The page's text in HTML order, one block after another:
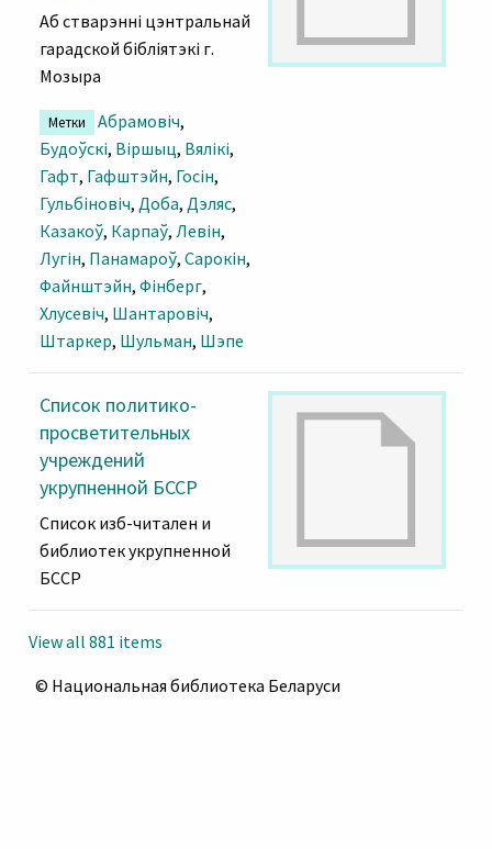
Аб стварэнні цэнтральнай
гарадской бібліятэкі г.
Мозыра
Метки Абрамовіч,
Будоўскі, Віршыц, Вялікі,
Гафт, Гафштэйн, Госін,
Гульбіновіч, Доба, Дэляс,
Казакоў, Карпаў, Левін,
Лугін, Панамароў, Сарокін,
Файнштэйн, Фінберг,
Хлусевіч, Шантаровіч,
Штаркер, Шульман, Шэпе
Список политико-
просветительных
учреждений
укрупненной БССР
Список изб-читален и
библиотек укрупненной
БССР
View all 881 items
© Национальная библиотека Беларуси